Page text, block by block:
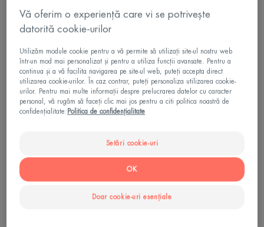
Ce este un tratament sau un medicament
fotosensibilizant?
Vă oferim o experiență care vi se potrivește
datorită cookie-urilor
Utilizăm module cookie pentru a vă permite să utilizați site-ul nostru web
într-un mod mai personalizat și pentru a utiliza funcții avansate. Pentru a
continua și a vă facilita navigarea pe site-ul web, puteți accepta direct
utilizarea cookie-urilor. În caz contrar, puteți personaliza utilizarea cookie-
urilor. Pentru mai multe informații despre prelucrarea datelor cu caracter
personal, vă rugăm să faceți clic mai jos pentru a citi politica noastră de
confidențialitate: Politica de confidențialitate
Setări cookie-uri
Doar cookie-uri esențiale
OK